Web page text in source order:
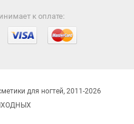
к оплате:
для ногтей, 2011-2026